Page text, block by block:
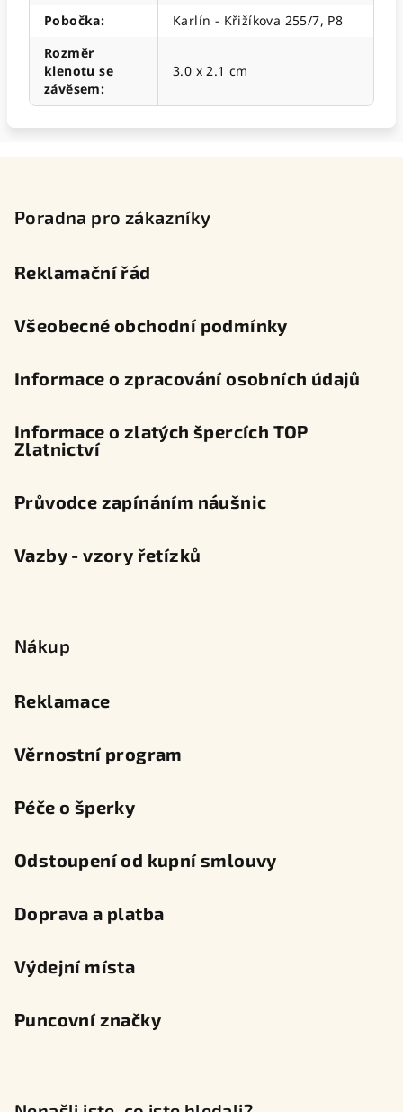
Pobočka:
Karlín - Křižíkova 255/7, P8
Rozměr
klenotu se
závěsem:
3.0 x 2.1 cm
Poradna pro zákazníky
Reklamační řád
Všeobecné obchodní podmínky
Informace o zpracování osobních údajů
Informace o zlatých špercích TOP
Zlatnictví
Průvodce zapínáním náušnic
Vazby - vzory řetízků
Nákup
Reklamace
Věrnostní program
Péče o šperky
Odstoupení od kupní smlouvy
Doprava a platba
Výdejní místa
Puncovní značky